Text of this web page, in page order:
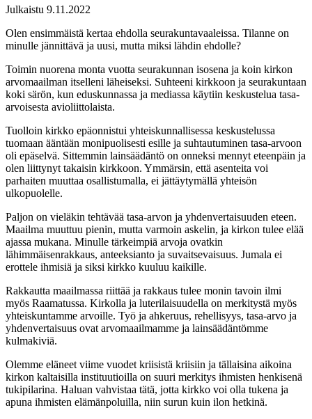
Julkaistu 9.11.2022
Olen ensimmäistä kertaa ehdolla seurakuntavaaleissa. Tilanne on
minulle jännittävä ja uusi, mutta miksi lähdin ehdolle?
Toimin nuorena monta vuotta seurakunnan isosena ja koin kirkon
arvomaailman itselleni läheiseksi. Suhteeni kirkkoon ja seurakuntaan
koki särön, kun eduskunnassa ja mediassa käytiin keskustelua tasa-
arvoisesta avioliittolaista.
Tuolloin kirkko epäonnistui yhteiskunnallisessa keskustelussa
tuomaan ääntään monipuolisesti esille ja suhtautuminen tasa-arvoon
oli epäselvä. Sittemmin lainsäädäntö on onneksi mennyt eteenpäin ja
olen liittynyt takaisin kirkkoon. Ymmärsin, että asenteita voi
parhaiten muuttaa osallistumalla, ei jättäytymällä yhteisön
ulkopuolelle.
Paljon on vieläkin tehtävää tasa-arvon ja yhdenvertaisuuden eteen.
Maailma muuttuu pienin, mutta varmoin askelin, ja kirkon tulee elää
ajassa mukana. Minulle tärkeimpiä arvoja ovatkin
lähimmäisenrakkaus, anteeksianto ja suvaitsevaisuus. Jumala ei
erottele ihmisiä ja siksi kirkko kuuluu kaikille.
Rakkautta maailmassa riittää ja rakkaus tulee monin tavoin ilmi
myös Raamatussa. Kirkolla ja luterilaisuudella on merkitystä myös
yhteiskuntamme arvoille. Työ ja ahkeruus, rehellisyys, tasa-arvo ja
yhdenvertaisuus ovat arvomaailmamme ja lainsäädäntömme
kulmakiviä.
Olemme eläneet viime vuodet kriisistä kriisiin ja tällaisina aikoina
kirkon kaltaisilla instituutioilla on suuri merkitys ihmisten henkisenä
tukipilarina. Haluan vahvistaa tätä, jotta kirkko voi olla tukena ja
apuna ihmisten elämänpoluilla, niin surun kuin ilon hetkinä.